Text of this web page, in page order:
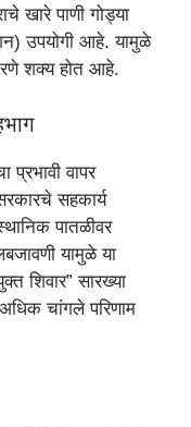
खारे पाणी गोड्या
उपयोगी आहे. यामुळे
शक्य होत आहे.
प्रभावी वापर
सहकार्य
पातळीवर
यामुळे या
शिवार” सारख्या
चांगले परिणाम